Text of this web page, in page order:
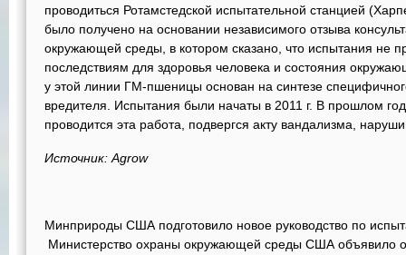
проводиться Ротамстедской испытательной станцией
было получено на основании независимого отзыва
окружающей среды, в котором сказано, что испытания не
последствиям для здоровья человека и состояния
у этой линии ГМ-пшеницы основан на синтезе
вредителя. Испытания были начаты в 2011 г. В прошлом
проводится эта работа, подвергся акту вандализма,
Источник: Agrow
Минприроды США подготовило новое руководство по
Министерство охраны окружающей среды США объявило